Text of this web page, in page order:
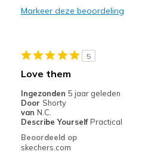
View On Shoes
I'm Into Shoes
Markeer deze beoordeling
5
Love them
Ingezonden 5 jaar geleden
Door Shorty
van N.C.
Describe Yourself Practical
Beoordeeld op
skechers.com